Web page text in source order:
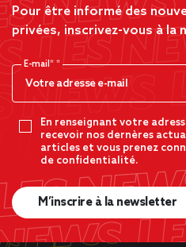
Pour être informé des
privées, inscrivez-vous à la
E-mail*
En renseignant votre
recevoir nos dernères
articles et vous prenez
de confidentialité.
M’inscrire à la newsletter